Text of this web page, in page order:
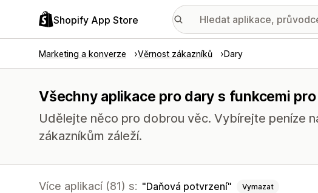
Shopify App Store
Marketing a konverze Věrnost zákazníků Dary
Všechny aplikace pro dary s funkcemi
Udělejte něco pro dobrou věc. Vybírejte peníze
zákazníkům záleží.
Více aplikací (81) s: Daňová potvrzení Vymazat